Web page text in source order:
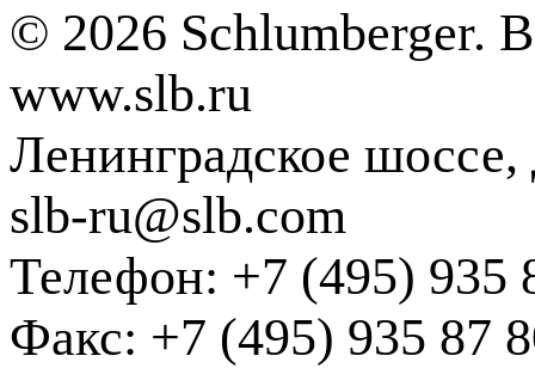
© 2026 Schlumberger.
www.slb.ru
Ленинградское
slb-ru@slb.com
Телефон: +7 (495) 935
Факс: +7 (495) 935 87